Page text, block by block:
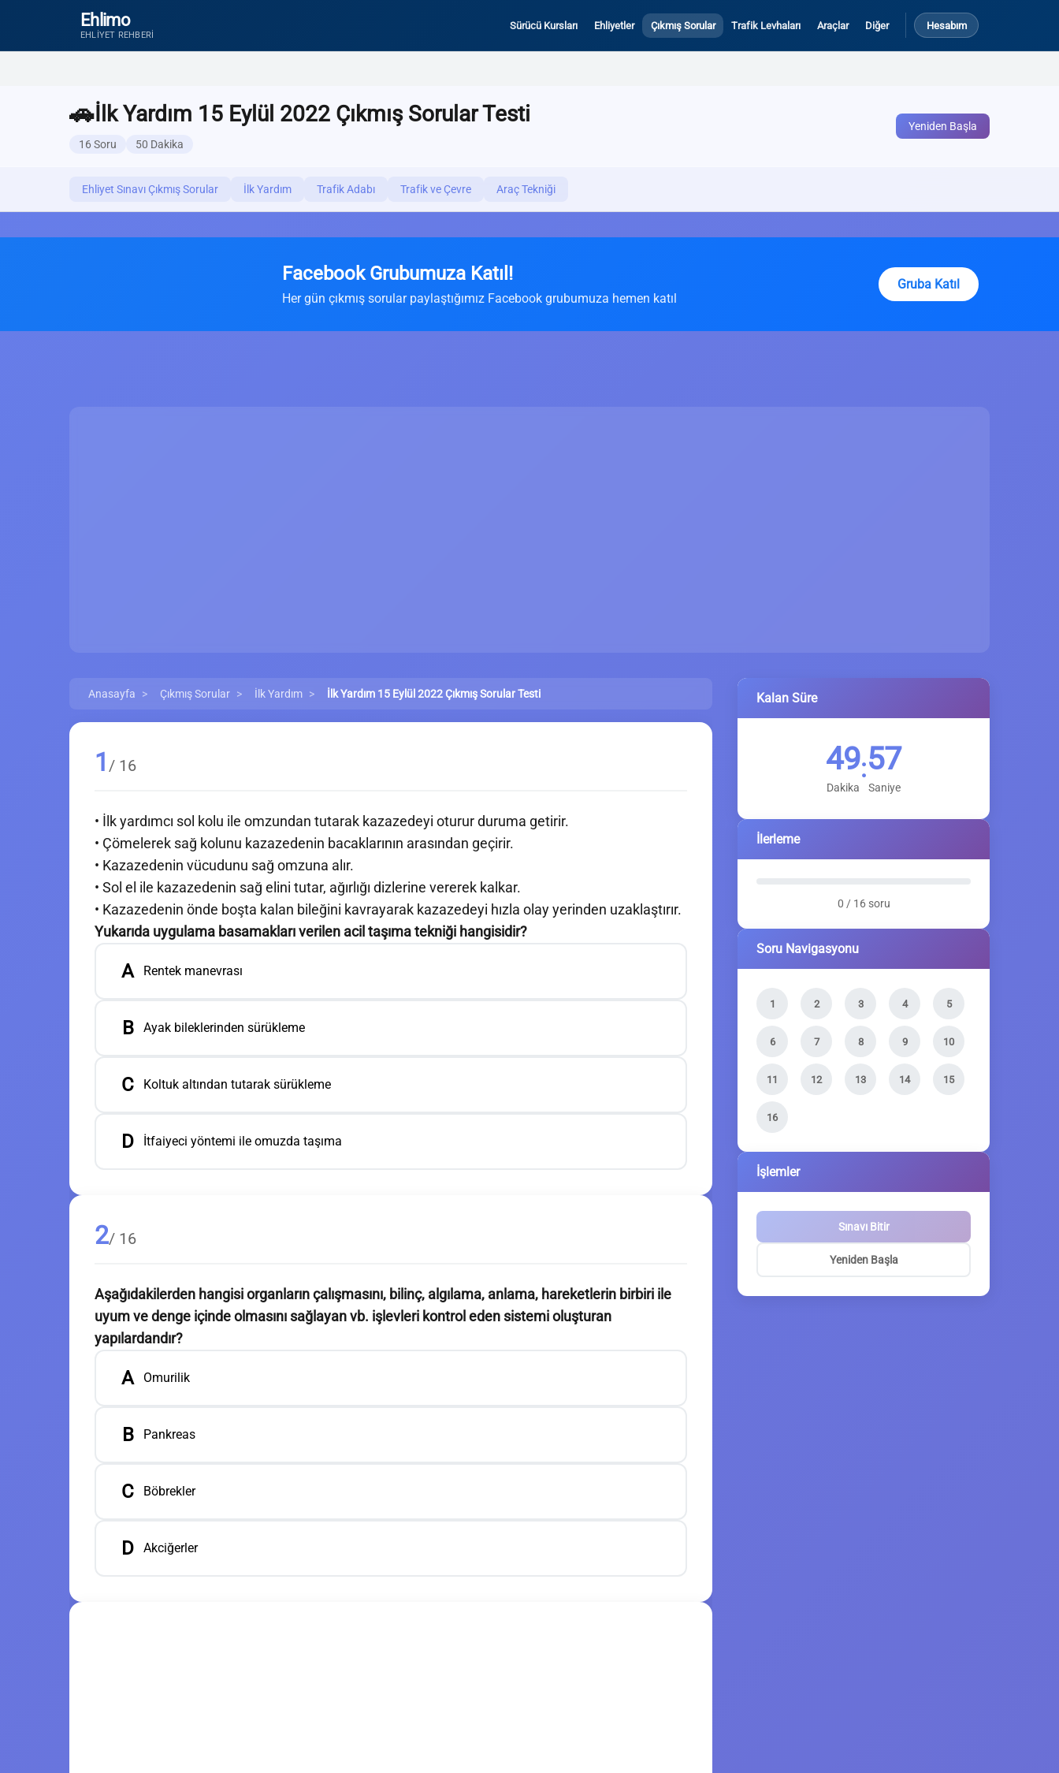
Ehlimo
EHLIYET REHBERI
Sürücü Kursları Ehliyetler Çıkmış Sorular Trafik Levhaları Araçlar Diğer Hesabım
🚗İlk Yardım 15 Eylül 2022 Çıkmış Sorular Testi
16 Soru 50 Dakika
Yeniden Başla
Ehliyet Sınavı Çıkmış Sorular İlk Yardım Trafik Adabı Trafik ve Çevre Araç Tekniği
Facebook Grubumuza Katıl!
Her gün çıkmış sorular paylaştığımız Facebook grubumuza hemen katıl
Gruba Katıl
Anasayfa Çıkmış Sorular İlk Yardım İlk Yardım 15 Eylül 2022 Çıkmış Sorular Testi
1 / 16
• İlk yardımcı sol kolu ile omzundan tutarak kazazedeyi oturur duruma getirir.
• Çömelerek sağ kolunu kazazedenin bacaklarının arasından geçirir.
• Kazazedenin vücudunu sağ omzuna alır.
• Sol el ile kazazedenin sağ elini tutar, ağırlığı dizlerine vererek kalkar.
• Kazazedenin önde boşta kalan bileğini kavrayarak kazazedeyi hızla olay yerinden uzaklaştırır.
Yukarıda uygulama basamakları verilen acil taşıma tekniği hangisidir?
A Rentek manevrası
B Ayak bileklerinden sürükleme
C Koltuk altından tutarak sürükleme
D İtfaiyeci yöntemi ile omuzda taşıma
2/ 16
Aşağıdakilerden hangisi organların çalışmasını, bilinç, algılama, anlama, hareketlerin birbiri ile
uyum ve denge içinde olmasını sağlayan vb. işlevleri kontrol eden sistemi oluşturan
yapılardandır?
A Omurilik
B Pankreas
C Böbrekler
D Akciğerler
Kalan Süre
49
Dakika
:56
Saniye
İlerleme
0 / 16 soru
Soru Navigasyonu
1 2 3 4 5
6 7 8 9 10
11 12 13 14 15
16
İşlemler
Sınavı Bitir
Yeniden Başla